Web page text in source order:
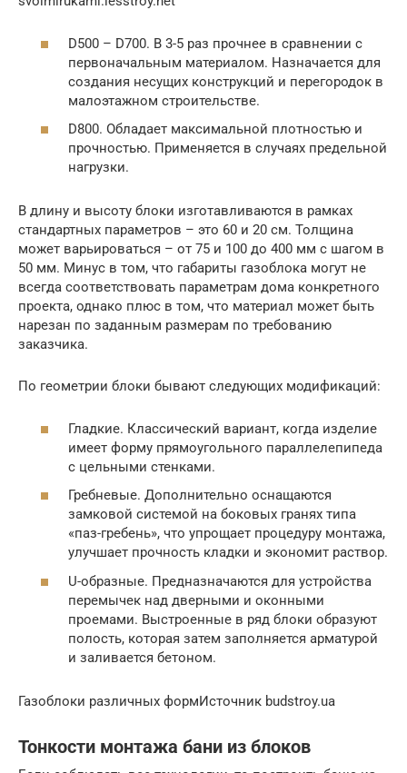
D500 – D700. В 3-5 раз прочнее в сравнении с
первоначальным материалом. Назначается для
создания несущих конструкций и перегородок в
малоэтажном строительстве.
D800. Обладает максимальной плотностью и
прочностью. Применяется в случаях предельной
нагрузки.
В длину и высоту блоки изготавливаются в рамках
стандартных параметров – это 60 и 20 см. Толщина
может варьироваться – от 75 и 100 до 400 мм с шагом в
50 мм. Минус в том, что габариты газоблока могут не
всегда соответствовать параметрам дома конкретного
проекта, однако плюс в том, что материал может быть
нарезан по заданным размерам по требованию
заказчика.
По геометрии блоки бывают следующих модификаций:
Гладкие. Классический вариант, когда изделие
имеет форму прямоугольного параллелепипеда
с цельными стенками.
Гребневые. Дополнительно оснащаются
замковой системой на боковых гранях типа
«паз-гребень», что упрощает процедуру монтажа,
улучшает прочность кладки и экономит раствор.
U-образные. Предназначаются для устройства
перемычек над дверными и оконными
проемами. Выстроенные в ряд блоки образуют
полость, которая затем заполняется арматурой
и заливается бетоном.
Газоблоки различных формИсточник budstroy.ua
Тонкости монтажа бани из блоков